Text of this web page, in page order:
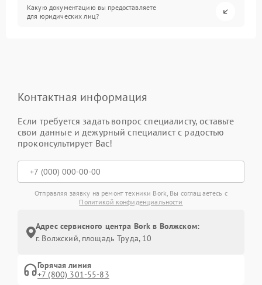
Какую документацию вы предоставляете
для юридических лиц?
Контактная информация
Если требуется задать вопрос специалисту, оставьте
свои данные и дежурный специалист с радостью
проконсультирует Вас!
Отправляя заявку на ремонт техники Bork, Вы соглашаетесь с
Политикой конфиденциальности
Адрес сервисного центра Bork в Волжском:
г. Волжский, площадь Труда, 10
Горячая линия
+7 (800) 301-55-83